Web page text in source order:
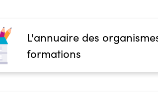
L'annuaire des
formations